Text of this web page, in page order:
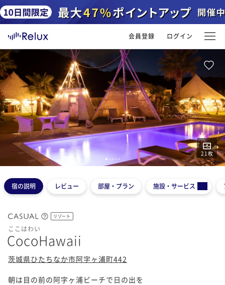
会員登録 ログイン
21 枚
1 2 3 4 5
宿の説明 レビュー 部屋・プラン 施設・サービス
リゾート
ここはわい
CocoHawaii
茨城県ひたちなか市阿字ヶ浦町442
朝は目の前の阿字ヶ浦ビーチで日の出を